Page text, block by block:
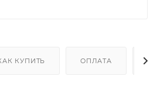
КУПИТЬ ОПЛАТА